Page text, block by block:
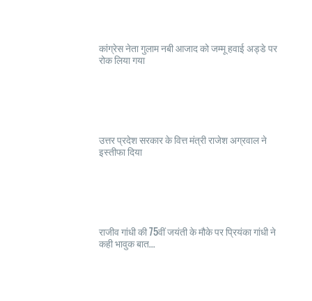
कांग्रेस नेता गुलाम नबी आजाद को जम्मू हवाई अड्डे पर
रोक लिया गया
उत्तर प्रदेश सरकार के वित्त मंत्री राजेश अग्रवाल ने
इस्तीफा दिया
राजीव गांधी की 75वीं जयंती के मौके पर प्रियंका गांधी ने
कही भावुक बात...